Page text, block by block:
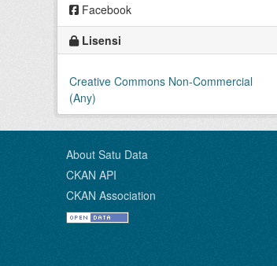
Facebook
Lisensi
Creative Commons Non-Commercial
(Any)
About Satu Data
CKAN API
CKAN Association